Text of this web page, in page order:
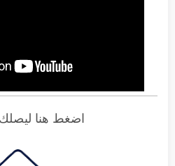
اضغط هنا